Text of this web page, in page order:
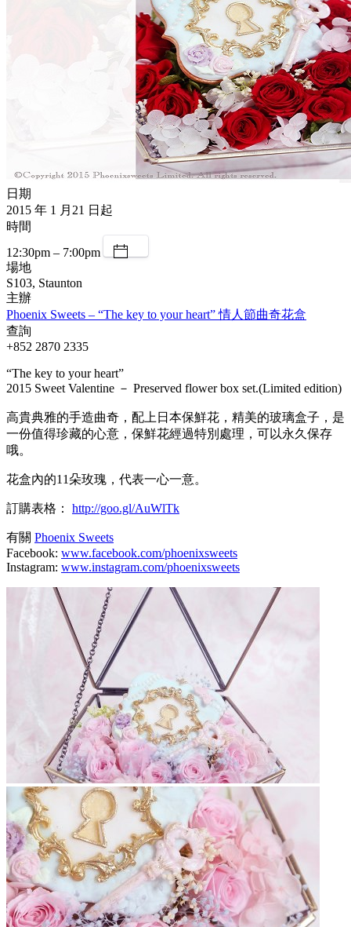
日期
2015 年 1 月21 日起
時間
12:30pm – 7:00pm
場地
S103, Staunton
主辦
Phoenix Sweets – “The key to your heart” 情人節曲奇花盒
查詢
+852 2870 2335
“The key to your heart”
2015 Sweet Valentine － Preserved flower box set.(Limited edition)
高貴典雅的手造曲奇，配上日本保鮮花，精美的玻璃盒子，是
一份值得珍藏的心意，保鮮花經過特別處理，可以永久保存
哦。
花盒內的11朵玫瑰，代表一心一意。
訂購表格： http://goo.gl/AuWlTk
有關 Phoenix Sweets
Facebook: www.facebook.com/phoenixsweets
Instagram: www.instagram.com/phoenixsweets